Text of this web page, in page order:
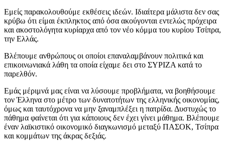
Εμείς παρακολουθούμε εκθέσεις ιδεών. Ιδιαίτερα μάλιστα δεν σας
κρύβω ότι είμαι έκπληκτος από όσα ακούγονται εντελώς πρόχειρα
και ακοστολόγητα κυρίαρχα από τον νέο κόμμα του κυρίου Τσίπρα,
την Ελλάς.
Βλέπουμε ανθρώπους οι οποίοι επαναλαμβάνουν πολιτικά και
επικοινωνιακά λάθη τα οποία είχαμε δει στο ΣΥΡΙΖΑ κατά το
παρελθόν.
Εμάς μέριμνά μας είναι να λύσουμε προβλήματα, να βοηθήσουμε
τον Έλληνα στο μέτρο των δυνατοτήτων της ελληνικής οικονομίας,
όμως και ταυτόχρονα να μην ξαναμπλέξει η πατρίδα. Δυστυχώς το
πάθημα φαίνεται ότι για κάποιους δεν έχει γίνει μάθημα. Βλέπουμε
έναν λαϊκιστικό οικονομικό διαγκωνισμό μεταξύ ΠΑΣΟΚ, Τσίπρα
και κομμάτων της άκρας δεξιάς.